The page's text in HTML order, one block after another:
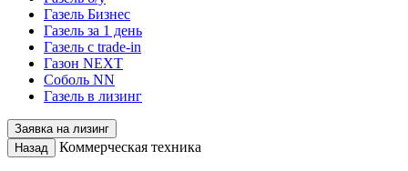
Газель Бизнес
Газель за 1 день
Газель с trade-in
Газон NEXT
Соболь NN
Газель в лизинг
Заявка на лизинг
Назад
Коммерческая техника